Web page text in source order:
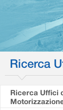
Ricerca
Ricerca Uffici